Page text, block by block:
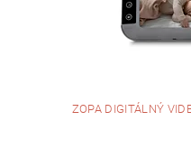
ZOPA DIGITÁLNÝ